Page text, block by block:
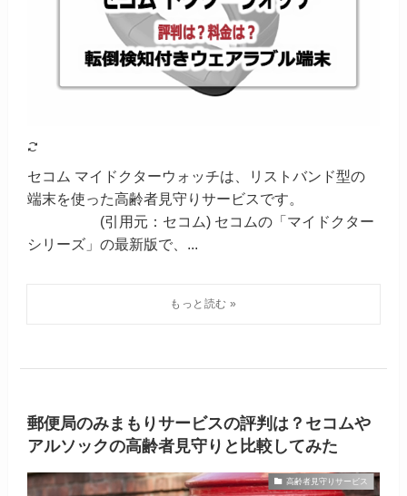
セコム マイドクターウォッチは、リストバンド型の
端末を使った高齢者見守りサービスです。
(引用元：セコム) セコムの「マイドクター
シリーズ」の最新版で、...
郵便局のみまもりサービスの評判は？セコムや
アルソックの高齢者見守りと比較してみた
高齢者見守りサービス